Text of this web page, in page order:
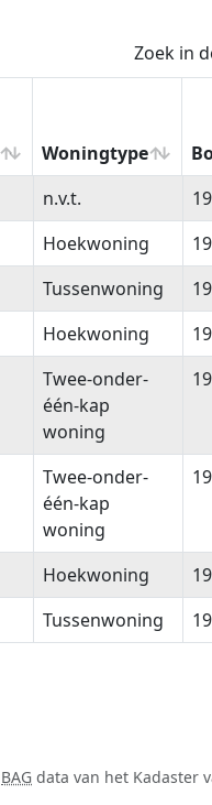
Zoek in
Woningtype
Woningtype
n.v.t.
Hoekwoning
Tussenwoning
Hoekwoning
Twee-onder-
één-kap
woning
Twee-onder-
één-kap
woning
Hoekwoning
Tussenwoning
BAG data van het Kadaster